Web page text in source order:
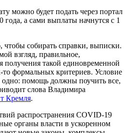
можно будет подать через портал
года, а сами выплаты начнутся с 1
чтобы собирать справки, выписки.
взгляд, правильное,
получения такой единовременной
формальных критериев. Условие
одно: помощь должны поучить все,
слова Владимира
Кремля.
распространения COVID-19
органы власти в ускоренном